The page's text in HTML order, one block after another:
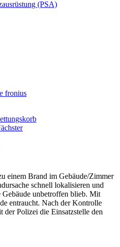
(PSA)
fronius
einem Brand im Gebäude/Zimmer
schnell lokalisieren und
Gebäude unbetroffen blieb. Mit
entraucht. Nach der Kontrolle
der Polizei die Einsatzstelle den